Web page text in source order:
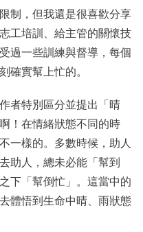
制，但我還是很喜歡分享
工培訓、給主管的關懷技
過一些訓練與督導，每個
確實幫上忙的。
者特別區分並提出「晴
！在情緒狀態不同的時
一樣的。多數時候，助人
助人，總未必能「幫到
下「幫倒忙」。這當中的
體悟到生命中晴、雨狀態